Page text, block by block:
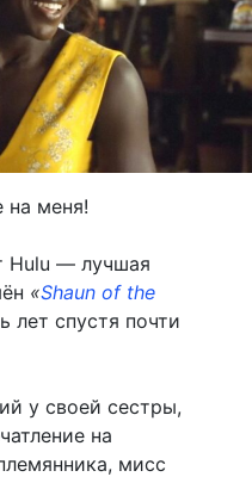
на меня!
Hulu — лучшая
«Shaun of the
лет спустя почти
у своей сестры,
на
мисс